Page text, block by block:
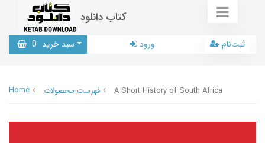
کتاب دانلود
سبد خرید 0 ورود ثبت‌نام
Home فهرست محصولات A Short History of South Africa